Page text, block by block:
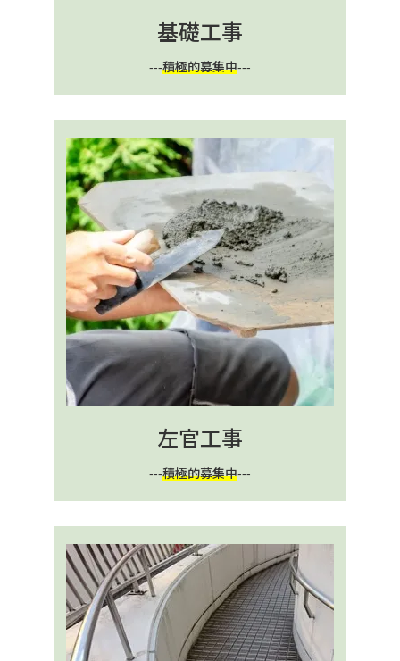
基礎工事
---積極的募集中---
左官工事
---積極的募集中---